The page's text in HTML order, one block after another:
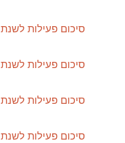
סיכום פעילות לשנת 2014
סיכום פעילות לשנת 2013
סיכום פעילות לשנת 2012
סיכום פעילות לשנת 2010